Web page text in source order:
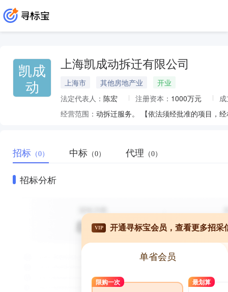
凯成
动
上海凯成动拆迁有限公司
上海市 其他房地产业
开业
法定代表人： 陈宏 注册资本： 1000万元
经营范围： 动拆迁服务。 【依法须经批准的项目，
招标 （0） 中标 （0） 代理 （0）
招标分析
VIP 开通寻标宝会员，查看更多招采
单省会员
限购一次 最划算